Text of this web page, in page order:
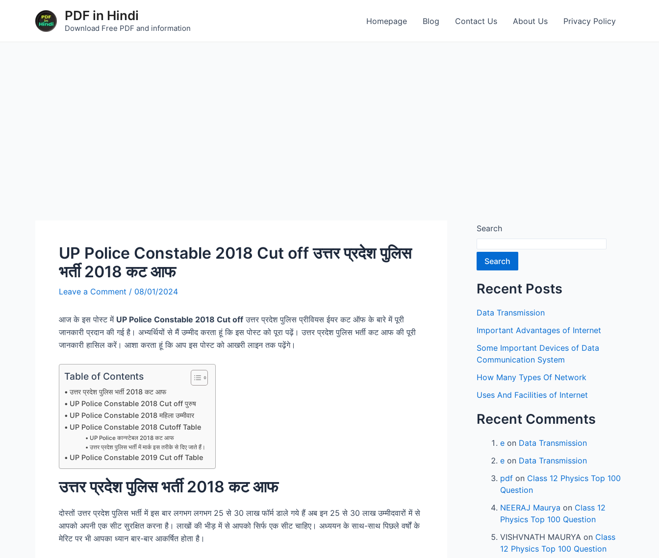
PDF in Hindi
Download Free PDF and information
Homepage Blog Contact Us About Us Privacy Policy
UP Police Constable 2018 Cut off उत्तर प्रदेश पुलिस
भर्ती 2018 कट आफ
Leave a Comment / 08/01/2024
आज के इस पोस्ट में UP Police Constable 2018 Cut off उत्तर प्रदेश पुलिस प्रीवियस ईयर कट ऑफ के बारे में पूरी
जानकारी प्रदान की गई है। अभ्यर्थियों से मैं उम्मीद करता हूं कि इस पोस्ट को पूरा पढ़ें। उत्तर प्रदेश पुलिस भर्ती कट आफ की पूरी
जानकारी हासिल करें। आशा करता हूं कि आप इस पोस्ट को आखरी लाइन तक पढ़ेंगे।
Table of Contents
उत्तर प्रदेश पुलिस भर्ती 2018 कट आफ
UP Police Constable 2018 Cut off पुरुष
UP Police Constable 2018 महिला उम्मीवार
UP Police Constable 2018 Cutoff Table
UP Police कान्स्टेबल 2018 कट आफ
उत्तर प्रदेश पुलिस भर्ती में मार्क इस तरीके से दिए जाते हैं।
UP Police Constable 2019 Cut off Table
उत्तर प्रदेश पुलिस भर्ती 2018 कट आफ
दोस्तों उत्तर प्रदेश पुलिस भर्ती में इस बार लगभग लगभग 25 से 30 लाख फॉर्म डाले गये हैं अब इन 25 से 30 लाख उम्मीदवारों में से
आपको अपनी एक सीट सुरक्षित करना है। लाखों की भीड़ में से आपको सिर्फ एक सीट चाहिए। अध्ययन के साथ-साथ पिछले वर्षों के
मेरिट पर भी आपका ध्यान बार-बार आकर्षित होता है।
navigation
Search
Search
Recent Posts
Data Transmission
Important Advantages of Internet
Some Important Devices of Data
Communication System
How Many Types Of Network
Uses And Facilities of Internet
Recent Comments
e on Data Transmission
e on Data Transmission
pdf on Class 12 Physics Top 100
Question
NEERAJ Maurya on Class 12
Physics Top 100 Question
VISHVNATH MAURYA on Class
12 Physics Top 100 Question